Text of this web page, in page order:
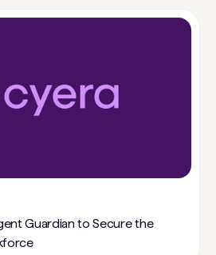
Guardian to Secure the